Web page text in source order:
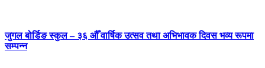
जुगल बोर्डिङ स्कुल – ३६ औँ वार्षिक उत्सव तथा अभिभावक दिवस भव्य रूपमा
सम्पन्न